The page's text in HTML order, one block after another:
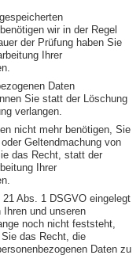
wir in der Regel
der Prüfung haben Sie
Ihrer
Daten
Sie statt der Löschung
verlangen.
nicht mehr benötigen, Sie
Geltendmachung von
das Recht, statt der
Ihrer
Abs. 1 DSGVO eingelegt
Ihren und unseren
noch nicht feststeht,
das Recht, die
Daten zu